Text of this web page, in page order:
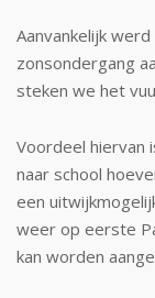
Aanvankelijk
zonsondergang
steken we het
Voordeel hiervan
naar school
een
weer op eerste
kan worden